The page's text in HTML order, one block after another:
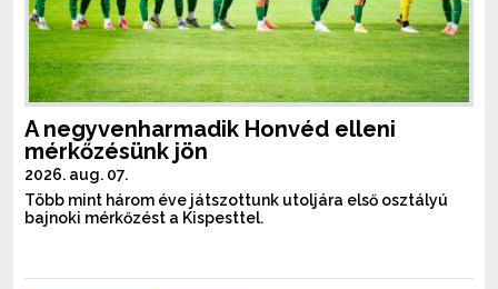
A negyvenharmadik Honvéd elleni
mérkőzésünk jön
2026. aug. 07.
Több mint három éve játszottunk utoljára első osztályú
bajnoki mérkőzést a Kispesttel.